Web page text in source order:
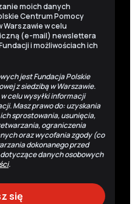
moich danych
Centrum Pomocy
w celu
(e-mail) newslettera
i możliwościach ich
jest Fundacja Polskie
z siedzibą w Warszawie.
celu wysyłki informacji
Masz prawo do: uzyskania
sprostowania, usunięcia,
ograniczenia
oraz wycofania zgody (co
dokonanego przed
danych osobowych
.